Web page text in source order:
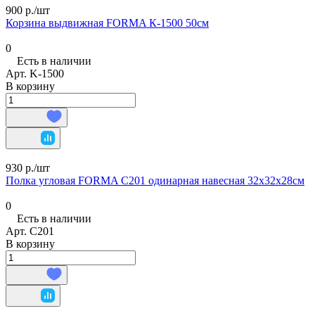
900 р./шт
Корзина выдвижная FORMA К-1500 50см
0
Есть в наличии
Арт. K-1500
В корзину
930 р./шт
Полка угловая FORMA C201 одинарная навесная 32х32х28см
0
Есть в наличии
Арт. C201
В корзину